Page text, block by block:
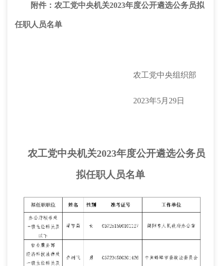
附件： 农工党中央机关2023年度公开遴选公务员拟
任职人员名单
农工党中央组织部
2023年5月 29日
农工党中央机关2023年度公开遴选公务员
拟任职人员名单